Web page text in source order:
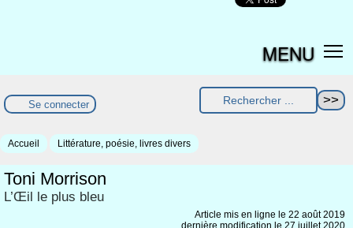
MENU
Se connecter
Accueil Littérature, poésie, livres divers
Toni Morrison
L’Œil le plus bleu
Article mis en ligne le 22 août 2019
dernière modification le 27 juillet 2020